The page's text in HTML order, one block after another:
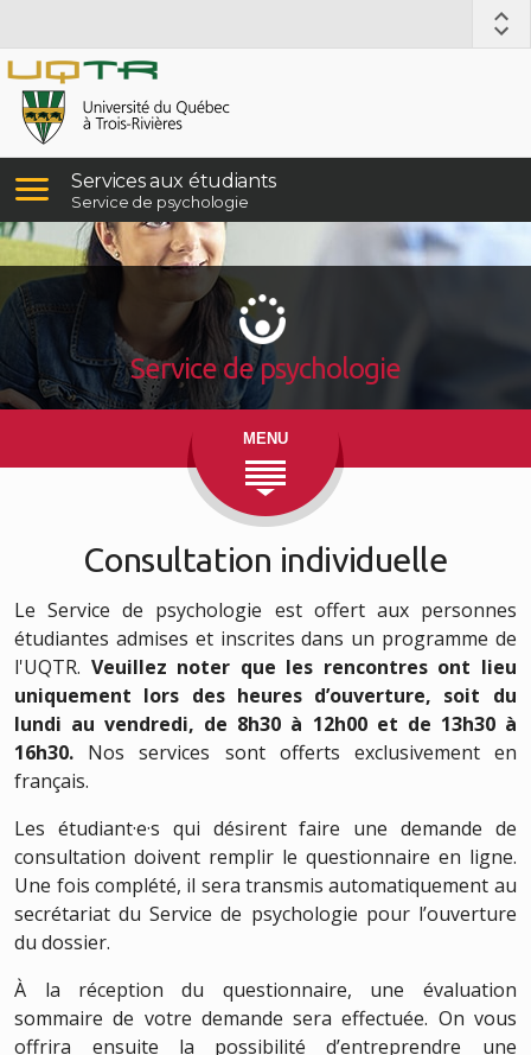
Services aux étudiants
Service de psychologie
Service de psychologie
MENU
Consultation individuelle
Le Service de psychologie est offert aux personnes
étudiantes admises et inscrites dans un programme de
l'UQTR. Veuillez noter que les rencontres ont lieu
uniquement lors des heures d’ouverture, soit du
lundi au vendredi, de 8h30 à 12h00 et de 13h30 à
16h30. Nos services sont offerts exclusivement en
français.
Les étudiant·e·s qui désirent faire une demande de
consultation doivent remplir le questionnaire en ligne.
Une fois complété, il sera transmis automatiquement au
secrétariat du Service de psychologie pour l’ouverture
du dossier.
À la réception du questionnaire, une évaluation
sommaire de votre demande sera effectuée. On vous
offrira ensuite la possibilité d’entreprendre une